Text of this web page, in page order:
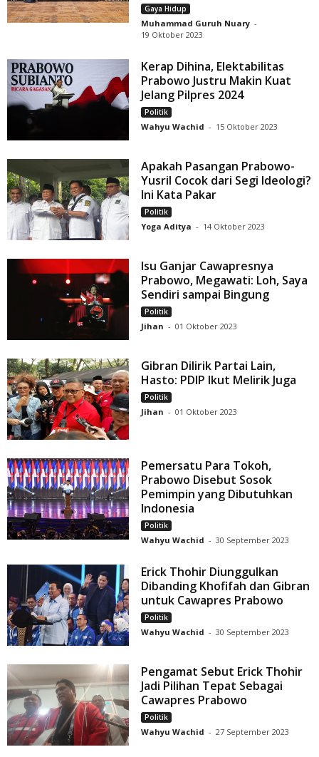
Gaya Hidup
Muhammad Guruh Nuary -
19 Oktober 2023
Kerap Dihina, Elektabilitas
Prabowo Justru Makin Kuat
Jelang Pilpres 2024
Politik
Wahyu Wachid - 15 Oktober 2023
Apakah Pasangan Prabowo-
Yusril Cocok dari Segi Ideologi?
Ini Kata Pakar
Politik
Yoga Aditya - 14 Oktober 2023
Isu Ganjar Cawapresnya
Prabowo, Megawati: Loh, Saya
Sendiri sampai Bingung
Politik
Jihan - 01 Oktober 2023
Gibran Dilirik Partai Lain,
Hasto: PDIP Ikut Melirik Juga
Politik
Jihan - 01 Oktober 2023
Pemersatu Para Tokoh,
Prabowo Disebut Sosok
Pemimpin yang Dibutuhkan
Indonesia
Politik
Wahyu Wachid - 30 September 2023
Erick Thohir Diunggulkan
Dibanding Khofifah dan Gibran
untuk Cawapres Prabowo
Politik
Wahyu Wachid - 30 September 2023
Pengamat Sebut Erick Thohir
Jadi Pilihan Tepat Sebagai
Cawapres Prabowo
Politik
Wahyu Wachid - 27 September 2023